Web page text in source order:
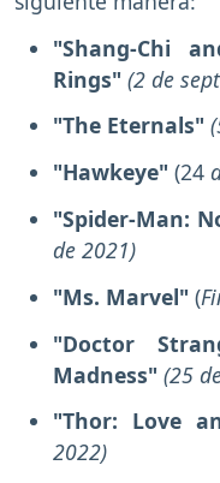
"Shang-Chi
Rings" (2 de
"The Eternals"
"Hawkeye" (24
"Spider-Man:
de 2021)
"Ms. Marvel" (
"Doctor
Madness" (25
"Thor: Love
2022)